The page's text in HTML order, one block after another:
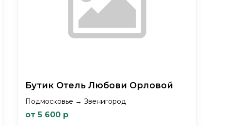
Бутик Отель Любови Орловой
Подмосковье → Звенигород
от 5 600 р